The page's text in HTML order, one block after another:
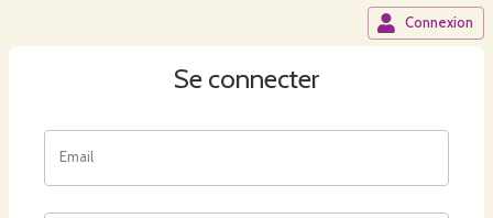
Connexion
Se connecter
Email